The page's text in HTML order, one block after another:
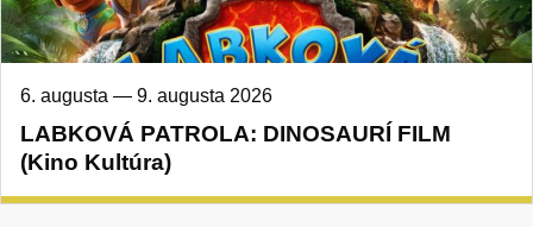
LABKOVÁ PATROLA: DINOSAURÍ FILM
(Kino Kultúra)
6. augusta — 9. augusta 2026